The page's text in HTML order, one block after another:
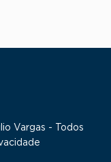
Vargas - Todos